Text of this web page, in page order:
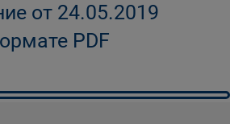
от 24.05.2019
PDF